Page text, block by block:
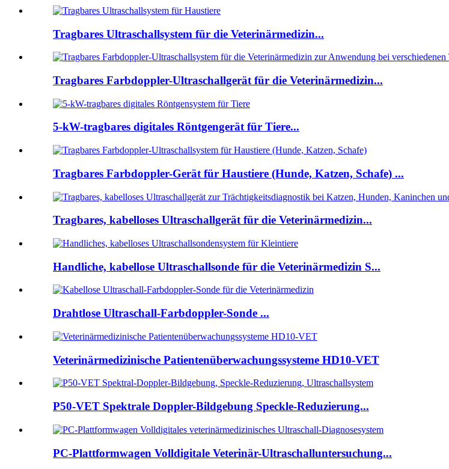
Tragbares Ultraschallsystem für die Veterinärmedizin...
Tragbares Farbdoppler-Ultraschallgerät für die Veterinärmedizin...
5-kW-tragbares digitales Röntgengerät für Tiere...
Tragbares Farbdoppler-Gerät für Haustiere (Hunde, Katzen, Schafe) ...
Tragbares, kabelloses Ultraschallgerät für die Veterinärmedizin...
Handliche, kabellose Ultraschallsonde für die Veterinärmedizin S...
Drahtlose Ultraschall-Farbdoppler-Sonde ...
Veterinärmedizinische Patientenüberwachungssysteme HD10-VET
P50-VET Spektrale Doppler-Bildgebung Speckle-Reduzierung...
PC-Plattformwagen Volldigitale Veterinär-Ultraschalluntersuchung...